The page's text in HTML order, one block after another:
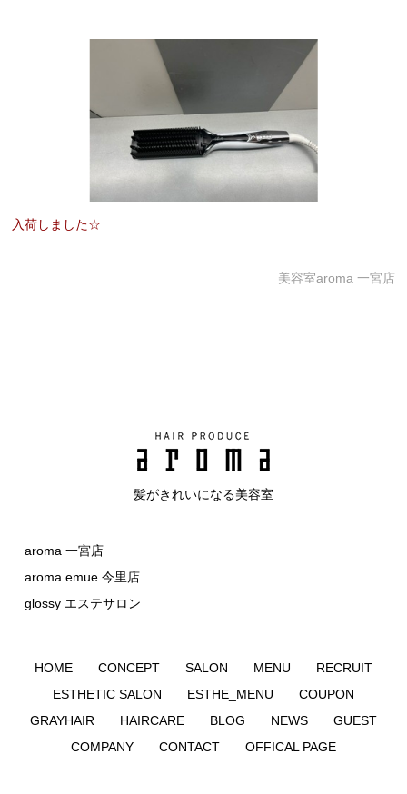
入荷しました☆
美容室aroma 一宮店
髪がきれいになる美容室
aroma 一宮店
aroma emue 今里店
glossy エステサロン
HOME CONCEPT SALON MENU
RECRUIT
ESTHETIC SALON
ESTHE_MENU
COUPON
GRAYHAIR
HAIRCARE BLOG NEWS
GUEST
COMPANY
CONTACT OFFICAL PAGE